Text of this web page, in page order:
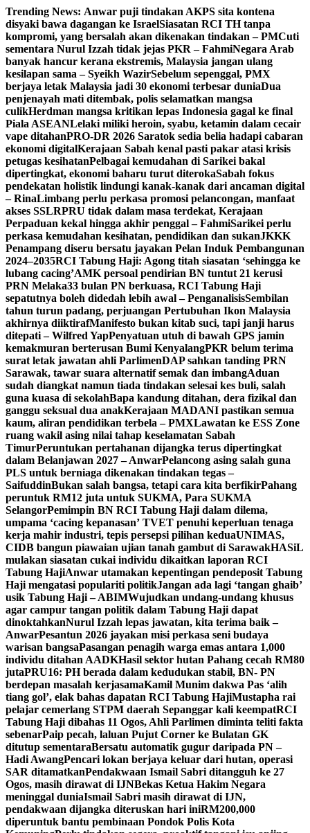
Skip
to
content
Trending News: Anwar puji tindakan AKPS sita kontena
disyaki bawa dagangan ke IsraelSiasatan RCI TH tanpa
kompromi, yang bersalah akan dikenakan tindakan – PMCuti
sementara Nurul Izzah tidak jejas PKR – FahmiNegara Arab
banyak hancur kerana ekstremis, Malaysia jangan ulang
kesilapan sama – Syeikh WazirSebelum sepenggal, PMX
berjaya letak Malaysia jadi 30 ekonomi terbesar duniaDua
penjenayah mati ditembak, polis selamatkan mangsa
culikHerdman mangsa kritikan lepas Indonesia gagal ke final
Piala ASEANLelaki miliki heroin, syabu, ketamin dalam cecair
vape ditahanPRO-DR 2026 Saratok sedia belia hadapi cabaran
ekonomi digitalKerajaan Sabah kenal pasti pakar atasi krisis
petugas kesihatanPelbagai kemudahan di Sarikei bakal
dipertingkat, ekonomi baharu turut diterokaSabah fokus
pendekatan holistik lindungi kanak-kanak dari ancaman digital
– RinaLimbang perlu perkasa promosi pelancongan, manfaat
akses SSLRPRU tidak dalam masa terdekat, Kerajaan
Perpaduan kekal hingga akhir penggal – FahmiSarikei perlu
perkasa kemudahan kesihatan, pendidikan dan sukanJKKK
Penampang diseru bersatu jayakan Pelan Induk Pembangunan
2024–2035RCI Tabung Haji: Agong titah siasatan ‘sehingga ke
lubang cacing’AMK persoal pendirian BN tuntut 21 kerusi
PRN Melaka33 bulan PN berkuasa, RCI Tabung Haji
sepatutnya boleh didedah lebih awal – PenganalisisSembilan
tahun turun padang, perjuangan Pertubuhan Ikon Malaysia
akhirnya diiktirafManifesto bukan kitab suci, tapi janji harus
ditepati – Wilfred YapPenyatuan utuh di bawah GPS jamin
kemakmuran berterusan Bumi KenyalangPKR belum terima
surat letak jawatan ahli ParlimenDAP sahkan tanding PRN
Sarawak, tawar suara alternatif semak dan imbangAduan
sudah diangkat namun tiada tindakan selesai kes buli, salah
guna kuasa di sekolahBapa kandung ditahan, dera fizikal dan
ganggu seksual dua anakKerajaan MADANI pastikan semua
kaum, aliran pendidikan terbela – PMXLawatan ke ESS Zone
ruang wakil asing nilai tahap keselamatan Sabah
TimurPeruntukan pertahanan dijangka terus dipertingkat
dalam Belanjawan 2027 – AnwarPelancong asing salah guna
PLS untuk berniaga dikenakan tindakan tegas –
SaifuddinBukan salah bangsa, tetapi cara kita berfikirPahang
peruntuk RM12 juta untuk SUKMA, Para SUKMA
SelangorPemimpin BN RCI Tabung Haji dalam dilema,
umpama ‘cacing kepanasan’ TVET penuhi keperluan tenaga
kerja mahir industri, tepis persepsi pilihan keduaUNIMAS,
CIDB bangun piawaian ujian tanah gambut di SarawakHASiL
mulakan siasatan cukai individu dikaitkan laporan RCI
Tabung HajiAnwar utamakan kepentingan pendeposit Tabung
Haji mengatasi populariti politikJangan ada lagi ‘tangan ghaib’
usik Tabung Haji – ABIMWujudkan undang-undang khusus
agar campur tangan politik dalam Tabung Haji dapat
dinoktahkanNurul Izzah lepas jawatan, kita terima baik –
AnwarPesantun 2026 jayakan misi perkasa seni budaya
warisan bangsaPasangan penagih warga emas antara 1,000
individu ditahan AADKHasil sektor hutan Pahang cecah RM80
jutaPRU16: PH berada dalam kedudukan stabil, BN- PN
berdepan masalah kerjasamaKamil Munim dakwa Pas ‘alih
tiang gol’, elak bahas dapatan RCI Tabung HajiMustapha rai
pelajar cemerlang STPM daerah Sepanggar kali keempatRCI
Tabung Haji dibahas 11 Ogos, Ahli Parlimen diminta teliti fakta
sebenarPaip pecah, laluan Pujut Corner ke Bulatan GK
ditutup sementaraBersatu automatik gugur daripada PN –
Hadi AwangPencari lokan berjaya keluar dari hutan, operasi
SAR ditamatkanPendakwaan Ismail Sabri ditangguh ke 27
Ogos, masih dirawat di IJNBekas Ketua Hakim Negara
meninggal duniaIsmail Sabri masih dirawat di IJN,
pendakwaan dijangka diteruskan hari iniRM200,000
diperuntuk bantu pembinaan Pondok Polis Kota